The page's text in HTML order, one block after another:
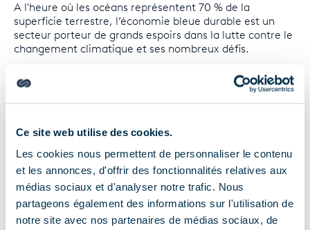
Ce site web utilise des cookies.
Les cookies nous permettent de personnaliser le contenu
et les annonces, d'offrir des fonctionnalités relatives aux
médias sociaux et d'analyser notre trafic. Nous
partageons également des informations sur l'utilisation de
notre site avec nos partenaires de médias sociaux, de
A l'heure où les océans représentent 70 % de la
superficie terrestre, l’économie bleue durable est un
secteur porteur de grands espoirs dans la lutte contre le
changement climatique et ses nombreux défis.
Son extraordinaire potentiel, encore inexploité, est
démontré tout au long de la soixantaine de pages de ce
rapport. Le secteur, qui représentera 3 000 milliards de
d’emplois selon les estimations de l’OCDE, est en
En témoignent les start-up de l’économie bleue durable,
de plus en plus nombreuses, mises en avant ici dont les
solutions innovantes permettront de tirer parti de cette
formidable ressource présente tout autour de nous.